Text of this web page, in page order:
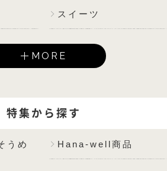
スイーツ
MORE
特集から探す
うめ
Hana-well商品